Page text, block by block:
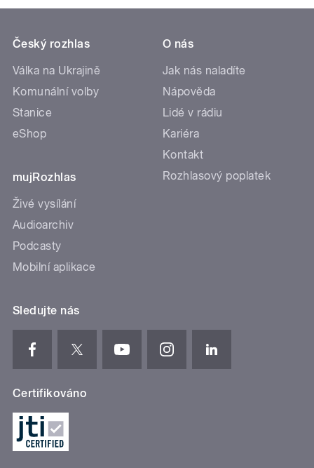
Český rozhlas
Válka na Ukrajině
Komunální volby
Stanice
eShop
mujRozhlas
Živé vysílání
Audioarchiv
Podcasty
Mobilní aplikace
O nás
Jak nás naladíte
Nápověda
Lidé v rádiu
Kariéra
Kontakt
Rozhlasový poplatek
Sledujte nás
Certifikováno